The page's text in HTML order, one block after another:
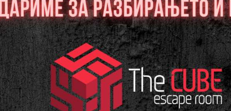
РЕЗЕРВИРАЈ РЕЗЕРВИРАЈ РЕЗЕРВИРАЈ
24
Слободни:0
РЕЗЕРВИРАЈ
25
Слободни:0
РЕЗЕРВИРАЈ
26
Слободни:0
РЕЗЕРВИРАЈ